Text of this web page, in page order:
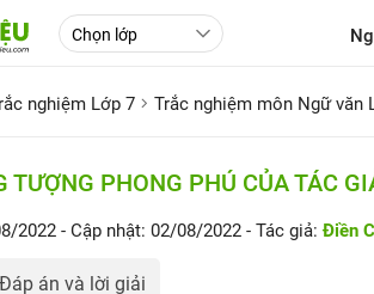
nghiệm Lớp 7 Trắc nghiệm môn Ngữ văn
TƯỢNG PHONG PHÚ CỦA TÁC
2022 - Cập nhật: 02/08/2022 - Tác giả:Điền
Đáp án và lời giải